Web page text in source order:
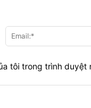
Tên:*
tôi trong trình duyệt